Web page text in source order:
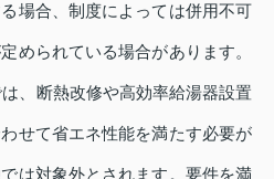
場合、制度によっては併用不可
められている場合があります。
は、断熱改修や高効率給湯器設置
せて省エネ性能を満たす必要が
は対象外とされます。要件を満